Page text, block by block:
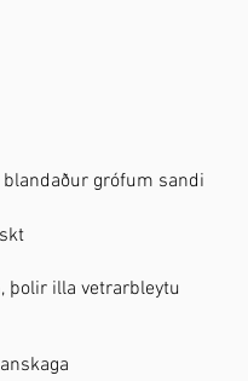
grófum sandi
þolir illa vetrarbleytu